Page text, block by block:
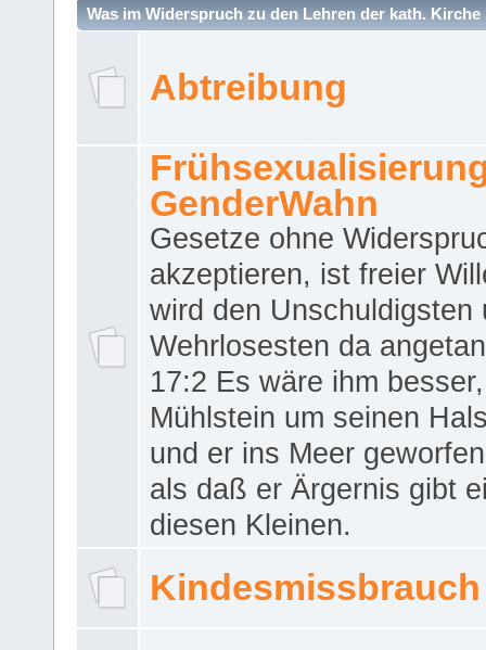
Was im Widerspruch zu den Lehren der kath. Kirche
Abtreibung
GenderWahn
Gesetze ohne
akzeptieren, ist freier
wird den Unschuldigsten
Wehrlosesten da
17:2 Es wäre ihm
Mühlstein um seinen
und er ins Meer
als daß er Ärgernis gibt
diesen Kleinen.
Kindesmissbrauch